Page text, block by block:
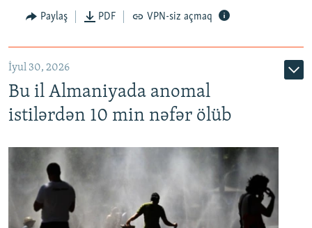
Paylaş PDF VPN-siz açmaq
İyul 30, 2026
Bu il Almaniyada anomal
istilərdən 10 min nəfər ölüb